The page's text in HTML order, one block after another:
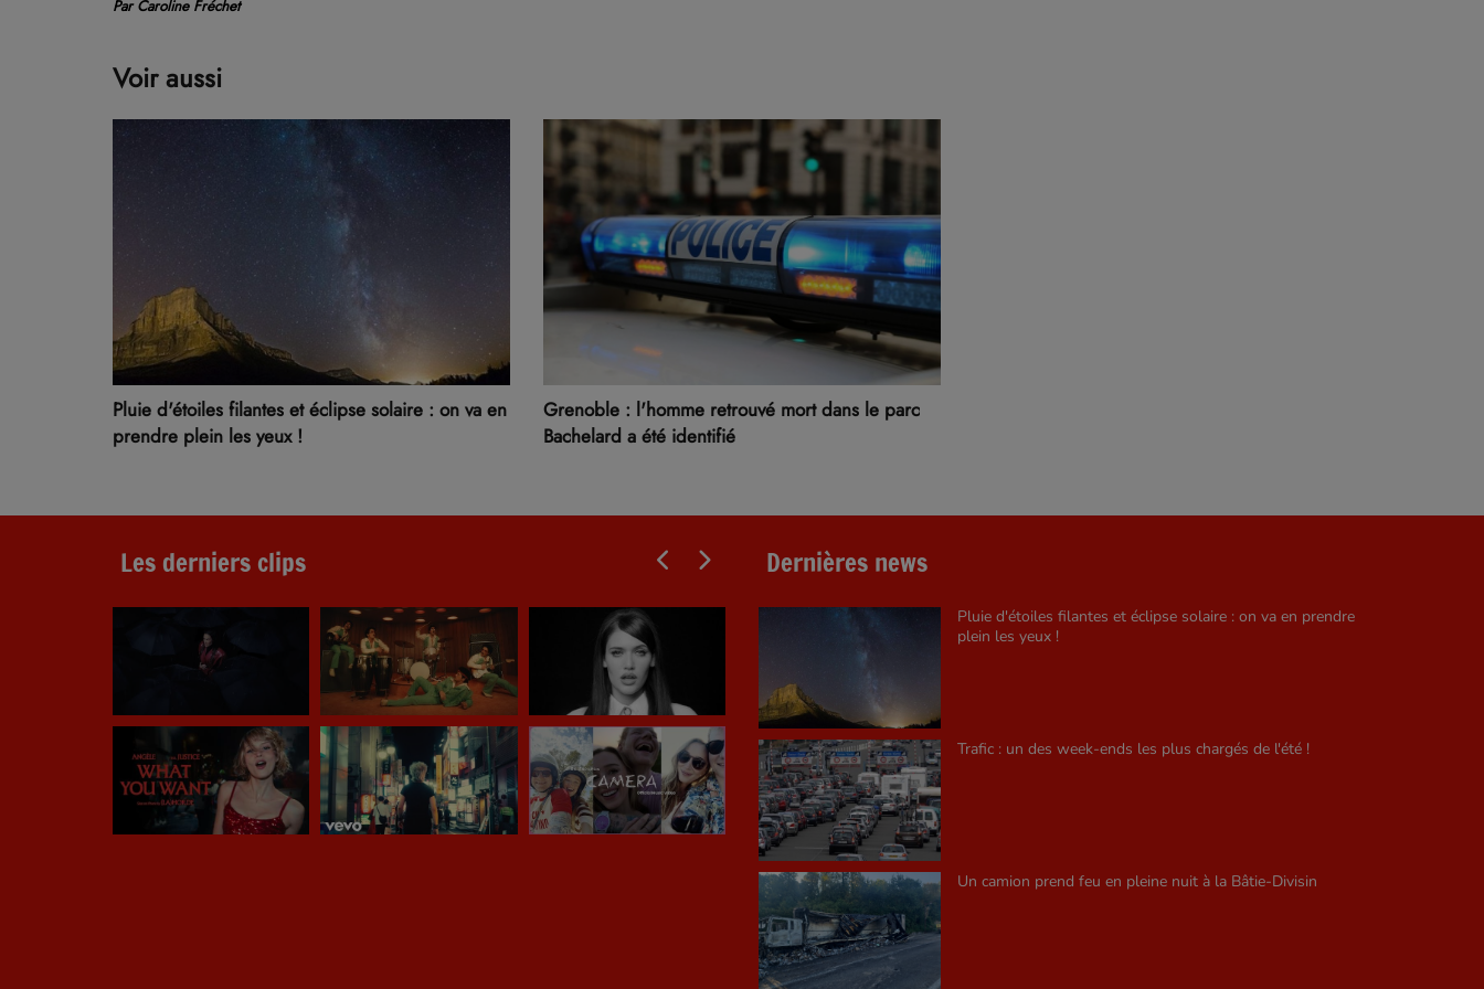
Par Caroline Fréchet
Voir aussi
Pluie d'étoiles filantes et éclipse solaire : on va en
prendre plein les yeux !
Grenoble : l'homme retrouvé mort dans le parc
Bachelard a été identifié
Les derniers clips Dernières news
Pluie d'étoiles filantes et éclipse solaire : on va en prendre
plein les yeux !
Trafic : un des week-ends les plus chargés de l'été !
Un camion prend feu en pleine nuit à la Bâtie-Divisin